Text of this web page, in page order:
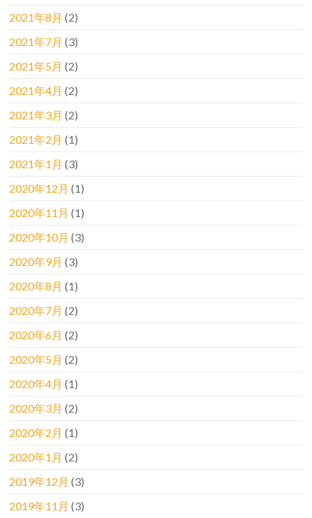
2021年8月 (2)
2021年7月 (3)
2021年5月 (2)
2021年4月 (2)
2021年3月 (2)
2021年2月 (1)
2021年1月 (3)
2020年12月 (1)
2020年11月 (1)
2020年10月 (3)
2020年9月 (3)
2020年8月 (1)
2020年7月 (2)
2020年6月 (2)
2020年5月 (2)
2020年4月 (1)
2020年3月 (2)
2020年2月 (1)
2020年1月 (2)
2019年12月 (3)
2019年11月 (3)